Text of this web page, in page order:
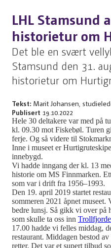
LHL Stamsund
historietur om
Det ble en svært
Stamsund den 31.
historietur om
Tekst: Marit Johansen,
Publisert 19.10.2022
Hele 30 deltakere var med på
kl. 09.30 mot Fiskebøl. Turen
ferje. Og så videre til
Inne i museet er
innebygd.
Vi hadde inngang der kl. 13
historie om MS Finnmarken.
som var i drift fra 1956–1993.
Den 19. april 2019 startet
sommeren 2021 åpnet museet.
bedre lunsj. Så gikk vi over
som skulle ta oss inn
17.00 hadde vi felles middag,
restaurant. Middagen bestod
retter. Det var et supert tilbud